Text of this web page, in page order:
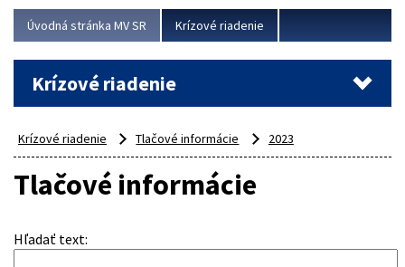
Úvodná stránka MV SR Krízové riadenie
Krízové riadenie
Krízové riadenie Tlačové informácie 2023
Tlačové informácie
Hľadať text: